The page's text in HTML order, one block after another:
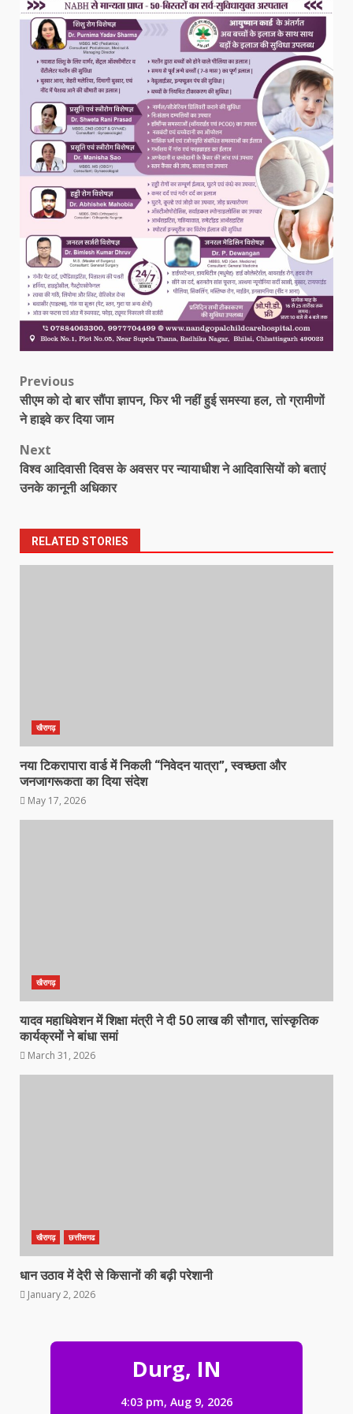
Post
navigation
Previous
सीएम को दो बार सौंपा ज्ञापन, फिर भी नहीं हुई समस्या हल, तो ग्रामीणों
ने हाइवे कर दिया जाम
Next
विश्व आदिवासी दिवस के अवसर पर न्यायाधीश ने आदिवासियों को बताएं
उनके कानूनी अधिकार
RELATED STORIES
खैरागढ़
नया टिकरापारा वार्ड में निकली “निवेदन यात्रा”, स्वच्छता और
जनजागरूकता का दिया संदेश
May 17, 2026
खैरागढ़
यादव महाधिवेशन में शिक्षा मंत्री ने दी 50 लाख की सौगात, सांस्कृतिक
कार्यक्रमों ने बांधा समां
March 31, 2026
खैरागढ़ छत्तीसगढ
धान उठाव में देरी से किसानों की बढ़ी परेशानी
January 2, 2026
Durg, IN
4:03 pm, Aug 9, 2026
तोड़कर चोरी की घटना को अंजाम देने वाले
02 आरोपी गिरफ्तार…
August 9, 2026